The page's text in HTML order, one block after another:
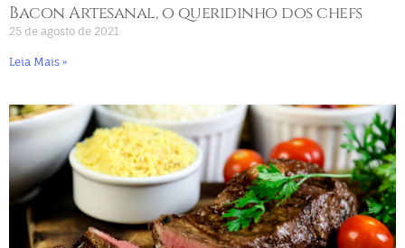
Bacon Artesanal, o queridinho dos chefs
25 de agosto de 2021
Leia Mais »